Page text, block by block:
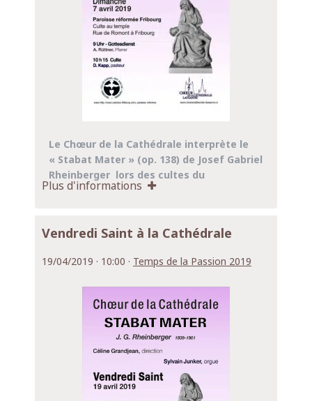
Le Chœur de la Cathédrale interprète le
« Stabat Mater » (op. 138) de Josef Gabriel
Rheinberger lors des cultes du
dimanche7 avrilde la
français à10 h 15 .
Samuel Cosandey accompagne à l’orgue.
Plus d'informations
Vendredi Saint à la Cathédrale
19/04/2019 · 10:00 · Temps de la Passion 2019